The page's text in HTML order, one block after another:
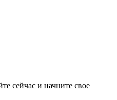
сейчас и начните свое